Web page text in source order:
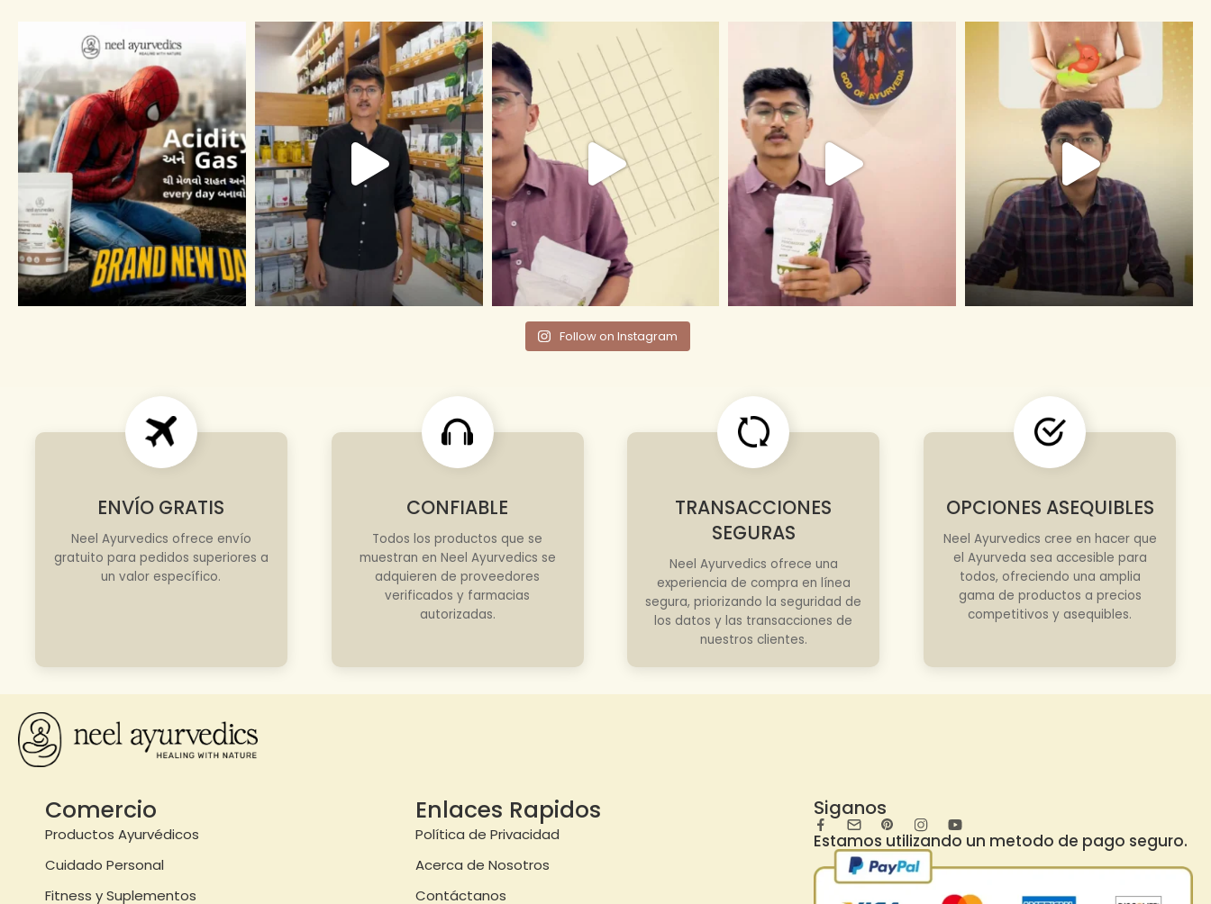
Follow on Instagram
ENVÍO GRATIS
Neel Ayurvedics ofrece envío
gratuito para pedidos superiores a
un valor específico.
CONFIABLE
Todos los productos que se
muestran en Neel Ayurvedics se
adquieren de proveedores
verificados y farmacias
autorizadas.
TRANSACCIONES
SEGURAS
Neel Ayurvedics ofrece una
experiencia de compra en línea
segura, priorizando la seguridad de
los datos y las transacciones de
nuestros clientes.
OPCIONES ASEQUIBLES
Neel Ayurvedics cree en hacer que
el Ayurveda sea accesible para
todos, ofreciendo una amplia
gama de productos a precios
competitivos y asequibles.
Comercio
Productos Ayurvédicos
Cuidado Personal
Fitness y Suplementos
Enlaces Rapidos
Política de Privacidad
Acerca de Nosotros
Contáctanos
Siganos
Estamos utilizando un metodo de pago seguro.